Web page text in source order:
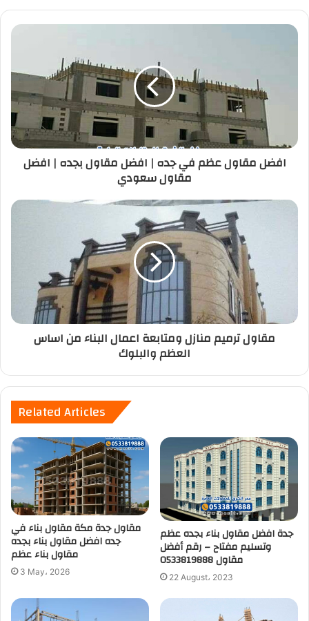
افضل مقاول عظم في جده | افضل مقاول بجده | افضل
مقاول سعودي
مقاول ترميم منازل ومتابعة اعمال البناء من اساس
العظم والبلوك
Related Articles
مقاول جدة مكة مقاول بناء في
جده افضل مقاول بناء بجده
مقاول بناء عظم
3 May، 2026
جدة افضل مقاول بناء بجده عظم
وتسليم مفتاح – رقم أفضل
مقاول 0533819888
22 August، 2023